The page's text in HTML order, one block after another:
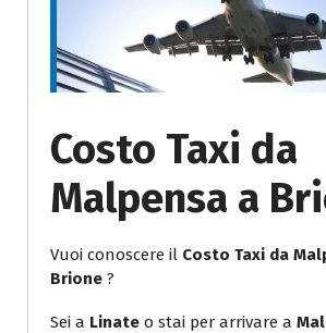
Costo Taxi da
Malpensa a
Vuoi conoscere il Costo Taxi da
Brione ?
Sei a Linate o stai per arrivare a